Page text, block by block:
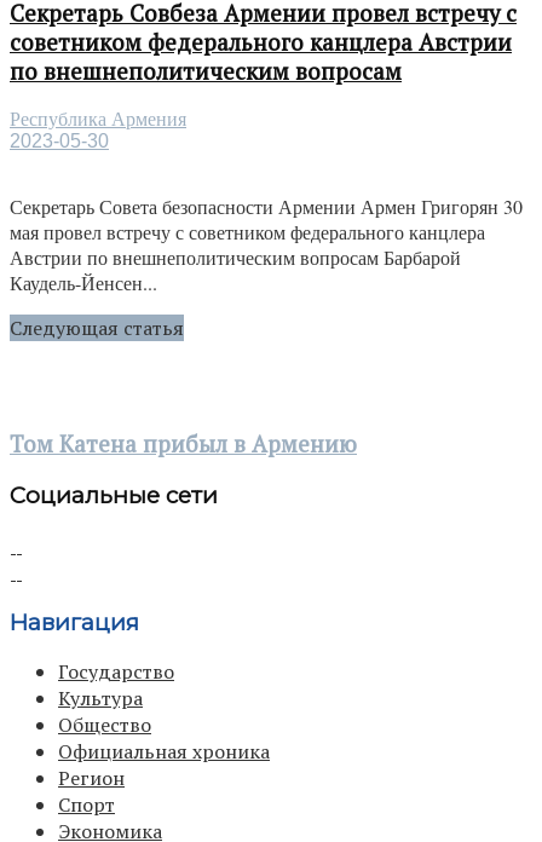
Секретарь Совбеза Армении провел встречу с
советником федерального канцлера Австрии
по внешнеполитическим вопросам
Республика Армения
2023-05-30
Секретарь Совета безопасности Армении Армен Григорян 30
мая провел встречу с советником федерального канцлера
Австрии по внешнеполитическим вопросам Барбарой
Каудель-Йенсен...
Следующая статья
Том Катена прибыл в Армению
Социальные сети
Навигация
Государство
Культура
Общество
Официальная хроника
Регион
Спорт
Экономика